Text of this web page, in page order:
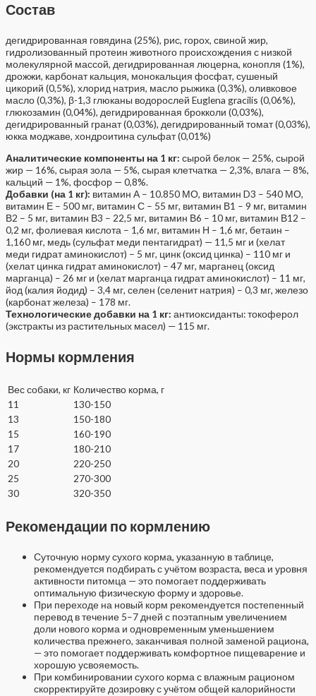
Состав
дегидрированная говядина (25%), рис, горох, свиной жир,
гидролизованный протеин животного происхождения с низкой
молекулярной массой, дегидрированная люцерна, конопля (1%),
дрожжи, карбонат кальция, монокальция фосфат, сушеный
цикорий (0,5%), хлорид натрия, масло рыжика (0,3%), оливковое
масло (0,3%), β-1,3 глюканы водорослей Euglena gracilis (0,06%),
глюкозамин (0,04%), дегидрированная брокколи (0,03%),
дегидрированный гранат (0,03%), дегидрированный томат (0,03%),
юкка моджаве, хондроитина сульфат (0,01%)
Аналитические компоненты на 1 кг: сырой белок — 25%, сырой
жир — 16%, сырая зола — 5%, сырая клетчатка — 2,3%, влага — 8%,
кальций — 1%, фосфор — 0,8%.
Добавки (на 1 кг): витамин А – 10.850 МО, витамин D3 – 540 МО,
витамин Е – 500 мг, витамин С – 55 мг, витамин В1 – 9 мг, витамин
В2 – 5 мг, витамин В3 – 22,5 мг, витамин В6 – 10 мг, витамин В12 –
0,2 мг, фолиевая кислота – 1,6 мг, витамин Н – 1,6 мг, бетаин –
1,160 мг, медь (сульфат меди пентагидрат) — 11,5 мг и (хелат
меди гидрат аминокислот) – 5 мг, цинк (оксид цинка) – 110 мг и
(хелат цинка гидрат аминокислот) – 47 мг, марганец (оксид
марганца) – 26 мг и (хелат марганца гидрат аминокислот) – 11 мг,
йод (калия йодид) – 3,4 мг, селен (селенит натрия) – 0,3 мг, железо
(карбонат железа) – 178 мг.
Технологические добавки на 1 кг: антиоксиданты: токоферол
(экстракты из растительных масел) — 115 мг.
Нормы кормления
Вес собаки, кг Количество корма, г
11
130-150
13
150-180
15
160-190
17
180-210
20
220-250
25
270-300
30
320-350
Рекомендации по кормлению
Суточную норму сухого корма, указанную в таблице,
рекомендуется подбирать с учётом возраста, веса и уровня
активности питомца — это помогает поддерживать
оптимальную физическую форму и здоровье.
При переходе на новый корм рекомендуется постепенный
перевод в течение 5–7 дней с поэтапным увеличением
доли нового корма и одновременным уменьшением
количества прежнего, заканчивая полной заменой рациона,
— это помогает поддерживать комфортное пищеварение и
хорошую усвояемость.
При комбинировании сухого корма с влажным рационом
скорректируйте дозировку с учётом общей калорийности